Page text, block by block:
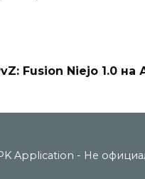
Fusion Niejo 1.0 на
Application - Не